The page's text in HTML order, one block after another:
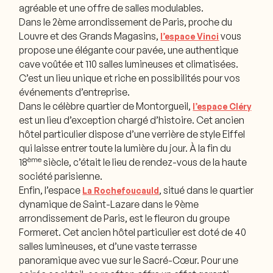
agréable et une offre de salles modulables.
Dans le 2ème arrondissement de Paris, proche du
Louvre et des Grands Magasins, l’espace Vinci vous
propose une élégante cour pavée, une authentique
cave voûtée et 110 salles lumineuses et climatisées.
C’est un lieu unique et riche en possibilités pour vos
événements d’entreprise.
Dans le célèbre quartier de Montorgueil, l’espace Cléry
est un lieu d’exception chargé d’histoire. Cet ancien
hôtel particulier dispose d’une verrière de style Eiffel
qui laisse entrer toute la lumière du jour. À la fin du
18ème siècle, c’était le lieu de rendez-vous de la haute
société parisienne.
Enfin, l’espace La Rochefoucauld, situé dans le quartier
dynamique de Saint-Lazare dans le 9ème
arrondissement de Paris, est le fleuron du groupe
Formeret. Cet ancien hôtel particulier est doté de 40
salles lumineuses, et d’une vaste terrasse
panoramique avec vue sur le Sacré-Cœur. Pour une